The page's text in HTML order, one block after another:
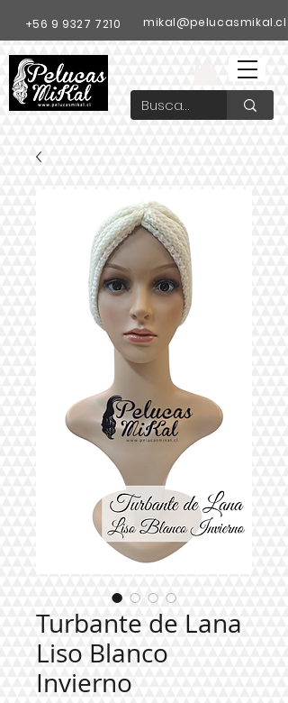
+56 9 9327 7210 mikal@pelucasmikal.cl
Turbante de Lana
Liso Blanco
Invierno